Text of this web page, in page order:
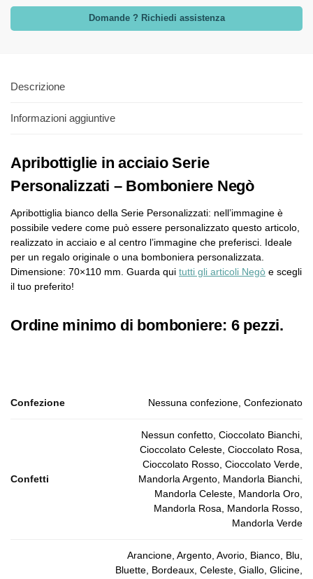
Domande ? Richiedi assistenza
Descrizione
Informazioni aggiuntive
Apribottiglie in acciaio Serie
Personalizzati – Bomboniere Negò
Apribottiglia bianco della Serie Personalizzati: nell’immagine è
possibile vedere come può essere personalizzato questo articolo,
realizzato in acciaio e al centro l’immagine che preferisci. Ideale
per un regalo originale o una bomboniera personalizzata.
Dimensione: 70×110 mm. Guarda qui tutti gli articoli Negò e scegli
il tuo preferito!
Ordine minimo di bomboniere: 6 pezzi.
Confezione Nessuna confezione, Confezionato
Confetti
Nessun confetto, Cioccolato Bianchi,
Cioccolato Celeste, Cioccolato Rosa,
Cioccolato Rosso, Cioccolato Verde,
Mandorla Argento, Mandorla Bianchi,
Mandorla Celeste, Mandorla Oro,
Mandorla Rosa, Mandorla Rosso,
Mandorla Verde
Arancione, Argento, Avorio, Bianco, Blu,
Bluette, Bordeaux, Celeste, Giallo, Glicine,